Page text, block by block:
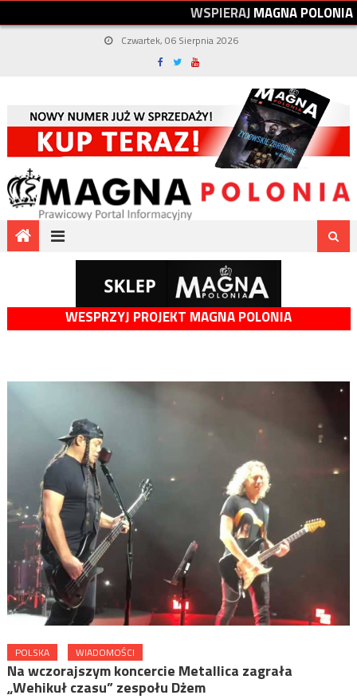
WSPIERAJMAGNAPOLONIA
Czwartek, 06 Sierpnia 2026
WESPRZYJ PROJEKT MAGNA POLONIA
POLSKA WIADOMOŚCI
Na wczorajszym koncercie Metallica zagrała
„Wehikuł czasu” zespołu Dżem